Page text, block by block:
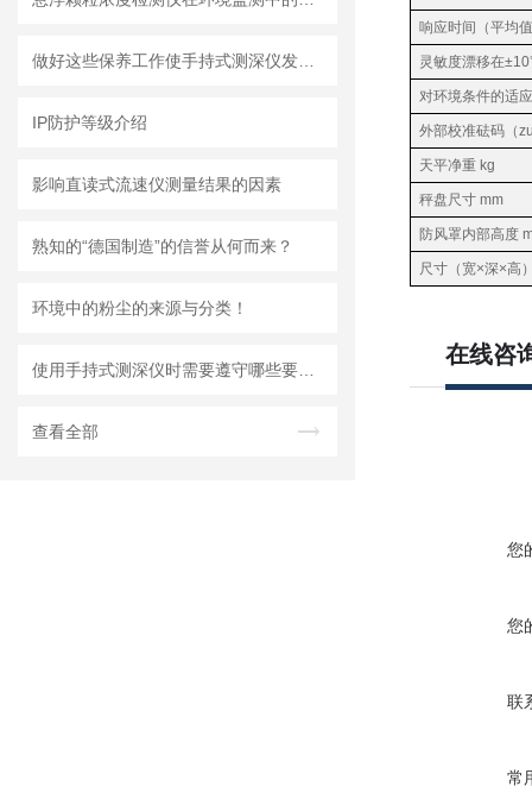
IP防护等级介绍
影响直读式流速仪测量结果的因素
熟知的“德国制造”的信誉从何而来？
环境中的粉尘的来源与分类！
查看全部
响应时间（平均
灵敏度漂移在
对环境条件的适
外部校准砝码（
天平净重 kg
秤盘尺寸 mm
防风罩内部高度
尺寸（宽×深×高
在线咨
您
您
联
常